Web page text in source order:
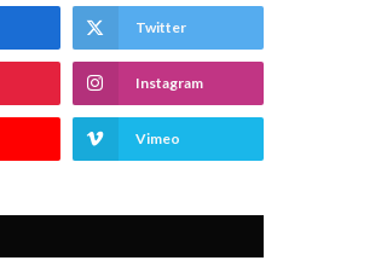
Twitter
Instagram
Vimeo